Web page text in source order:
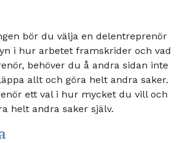
bör du välja en delentreprenör
i hur arbetet framskrider och vad
behöver du å andra sidan inte
allt och göra helt andra saker.
ett val i hur mycket du vill och
helt andra saker själv.